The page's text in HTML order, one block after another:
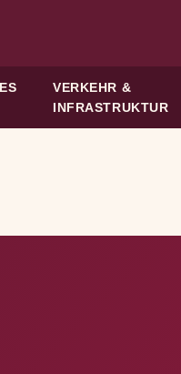
VERKEHR &
INFRASTRUKTUR